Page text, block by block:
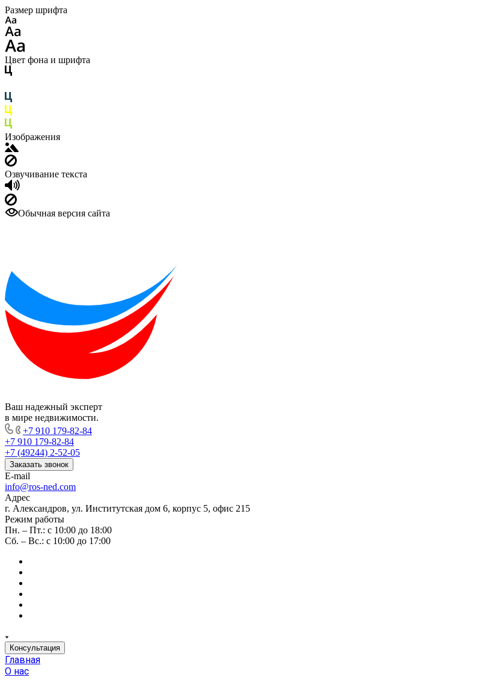
Размер шрифта
Цвет фона и шрифта
Изображения
Озвучивание текста
Обычная версия сайта
Ваш надежный эксперт
в мире недвижимости.
+7 910 179-82-84
+7 910 179-82-84
+7 (49244) 2-52-05
Заказать звонок
E-mail
info@ros-ned.com
Адрес
г. Александров, ул. Институтская дом 6, корпус 5, офис 215
Режим работы
Пн. – Пт.: с 10:00 до 18:00
Сб. – Вс.: с 10:00 до 17:00
Консультация
Главная
О нас